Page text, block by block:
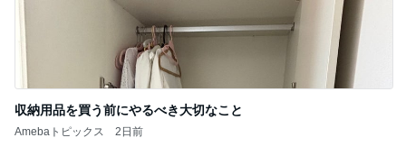
収納用品を買う前にやるべき大切なこと
Amebaトピックス 2日前